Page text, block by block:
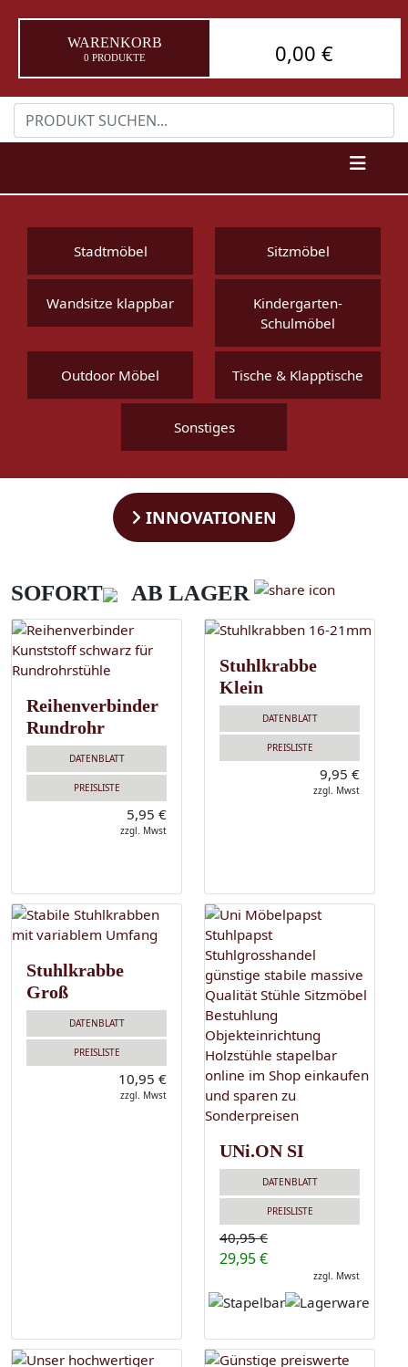
WARENKORB
0 PRODUKTE 0,00 €
Stadtmöbel Sitzmöbel
Wandsitze klappbar
Kindergarten-
Schulmöbel
Outdoor Möbel Tische & Klapptische
Sonstiges
INNOVATIONEN
SOFORT AB LAGER
Reihenverbinder
Rundrohr
DATENBLATT
PREISLISTE
5,95 €
zzgl. Mwst
Stuhlkrabbe
Klein
DATENBLATT
PREISLISTE
9,95 €
zzgl. Mwst
Stuhlkrabbe
Groß
DATENBLATT
PREISLISTE
10,95 €
zzgl. Mwst
UNi.ON SI
DATENBLATT
PREISLISTE
40,95 €
29,95 €
zzgl. Mwst